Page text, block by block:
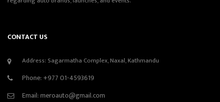
CONTACT US
Address: Sagarmatha Complex, Naxal, Kathmandu
Phone: +977 01-4593619
Email:meroauto@gmail.com